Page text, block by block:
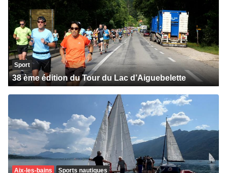
Sport
38 ème édition du Tour du Lac d’Aiguebelette
Aix-les-bains Sports nautiques